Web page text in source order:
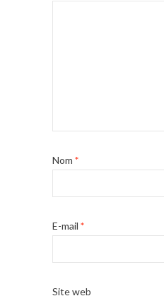
Nom *
E-mail *
Site web